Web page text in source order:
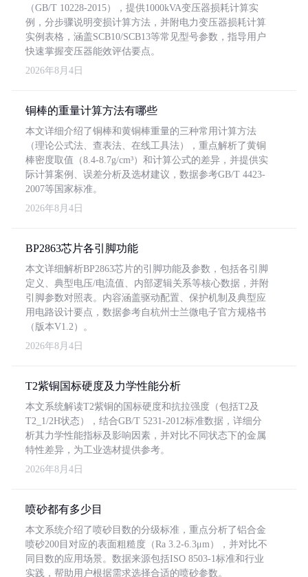
（GB/T 10228-2015），提供1000kVA变压器损耗计算实
例，分步骤说明变损计算方法，并附电力变压器损耗计算
实例表格，涵盖SCB10/SCB13等常见型号参数，指导用户
快速掌握变压器能效评估要点。
2026年8月4日
铜棒的重量计算方法有哪些
本文详细介绍了铜棒和黄铜棒重量的三种常用计算方法
（理论公式法、查表法、在线工具法），重点解析了黄铜
棒密度取值（8.4-8.7g/cm³）和计算公式的差异，并提供实
际计算案例、误差分析及选材建议，数据参考GB/T 4423-
2007等国家标准。
2026年8月4日
BP2863芯片各引脚功能
本文详细解析BP2863芯片的引脚功能及参数，包括各引脚
定义、典型电压/电流值、内部逻辑关系等核心数据，并附
引脚参数对照表。内容涵盖驱动配置、保护机制及典型应
用电路设计要点，数据参考自杭州士兰微电子官方规格书
（版本V1.2）。
2026年8月4日
T2紫铜国标硬度及力学性能分析
本文系统解读T2紫铜的国标硬度和抗拉强度（包括T2及
T2_1/2H状态），结合GB/T 5231-2012标准数据，详细分
析其力学性能指标及影响因素，并对比不同状态下的金属
特性差异，为工业选材提供参考。
2026年8月4日
喷砂都有多少目
本文系统介绍了喷砂目数的分级标准，重点分析了铝合金
喷砂200目对应的表面粗糙度（Ra 3.2-6.3μm），并对比不
同目数的应用场景。数据来源包括ISO 8503-1标准和行业
实践，帮助用户根据需求选择合适的喷砂参数。